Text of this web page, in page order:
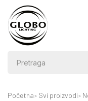
Početna Svi proizvodi